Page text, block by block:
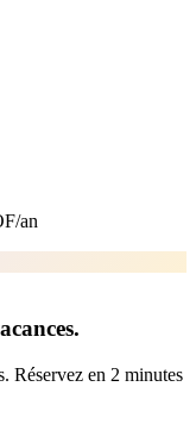
an
Réservez en 2 minutes